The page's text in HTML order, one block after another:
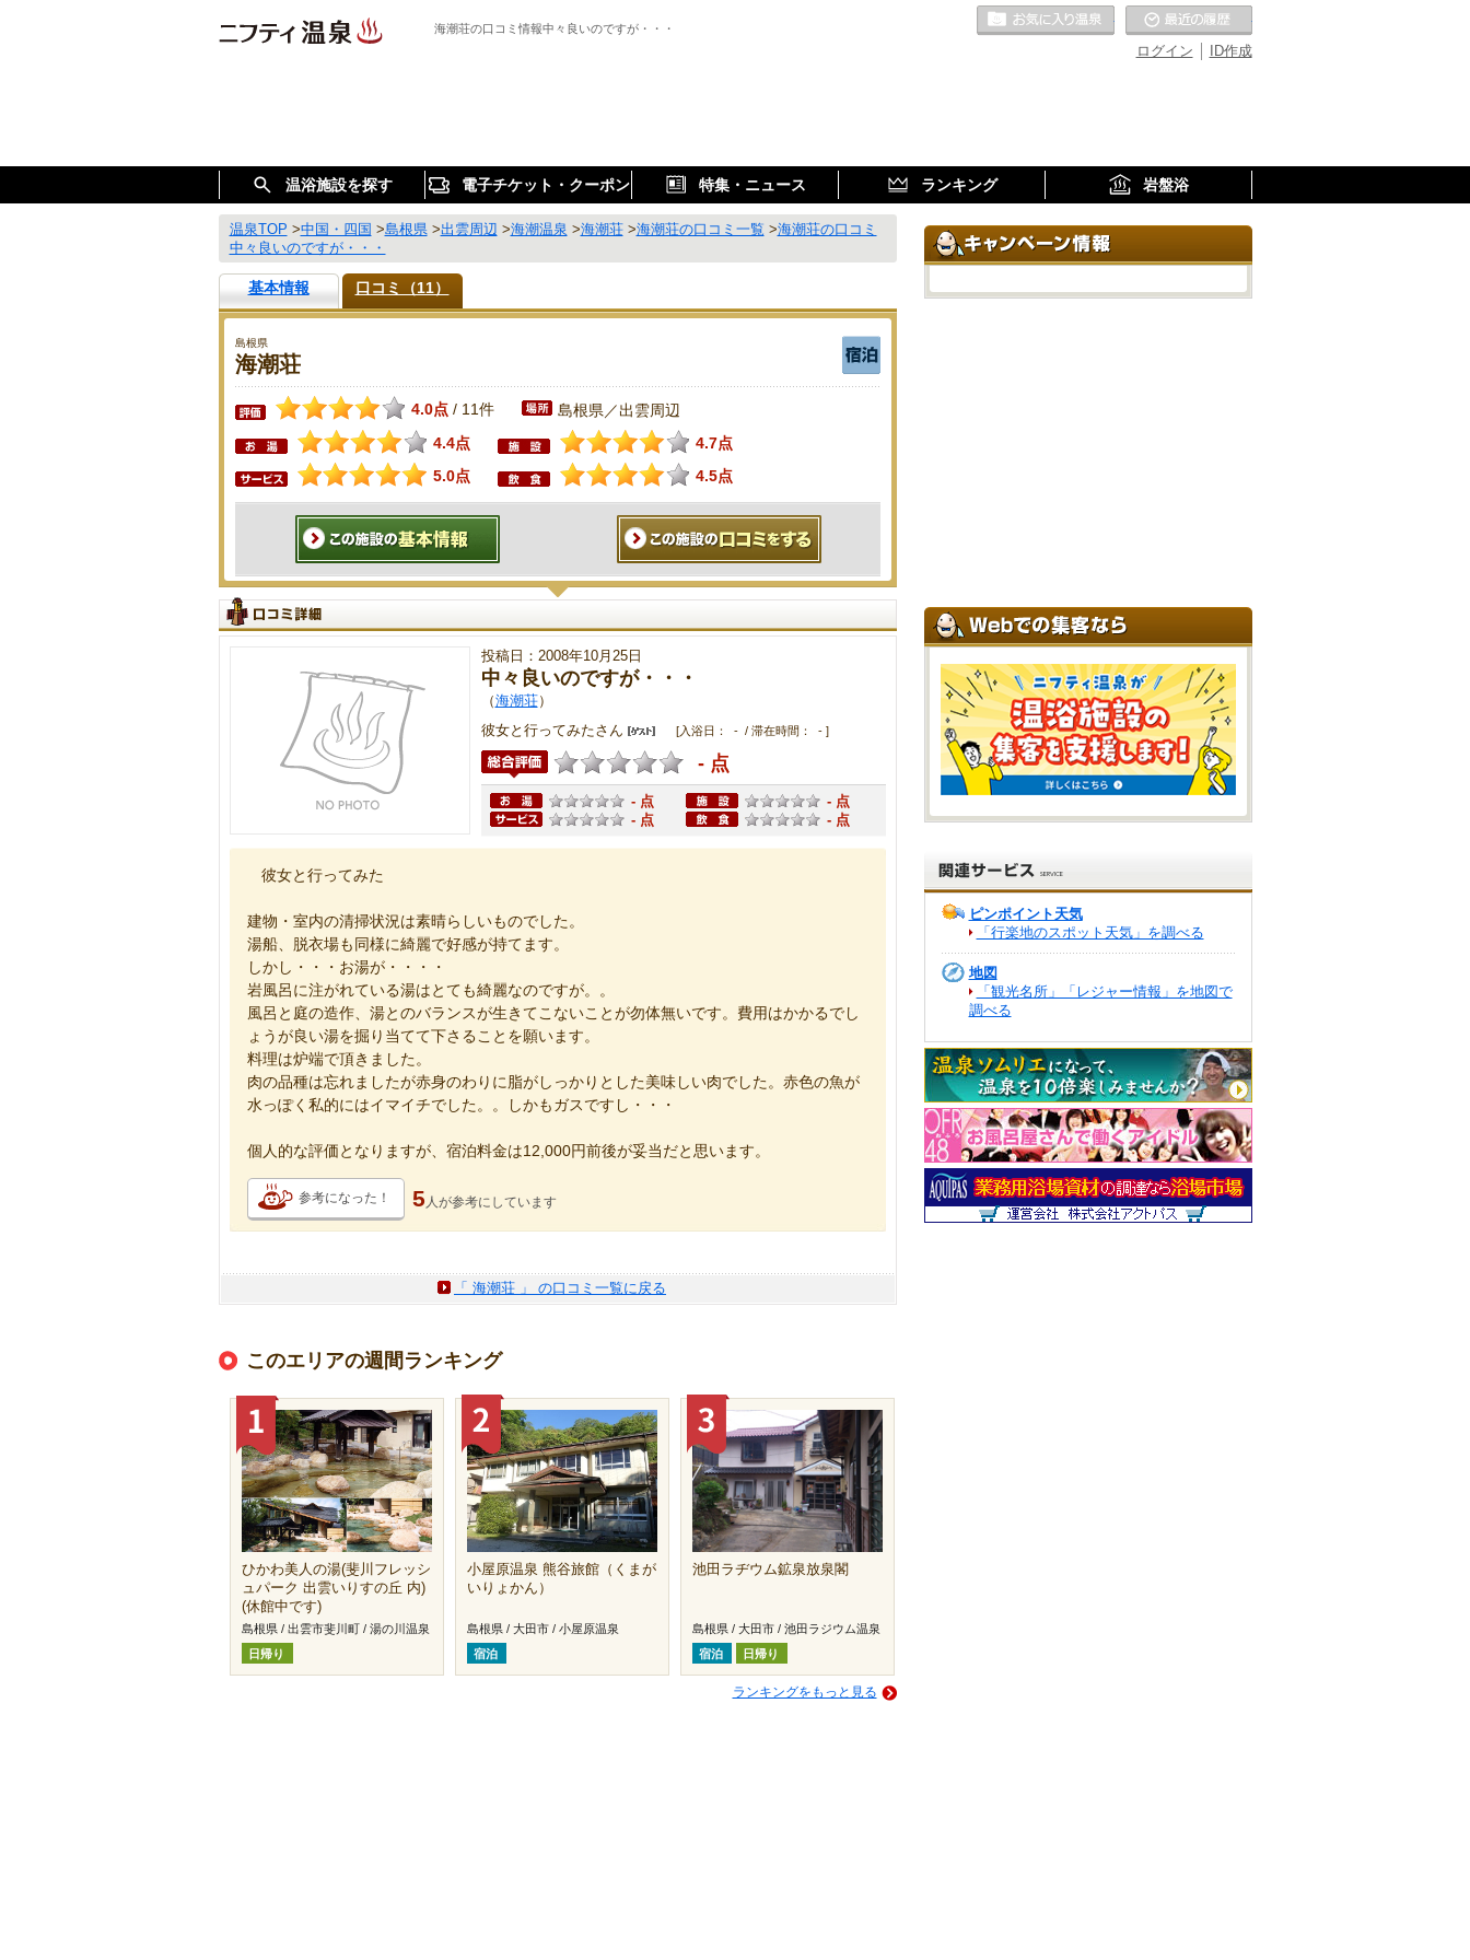
海潮荘の口コミ情報中々良いのですが・・・
ID作成
ログイン
お気に入りの温泉
温浴施設を探す 電子チケット・クーポン 特集・ニュース ランキング 岩盤浴
温泉TOP >中国・四国 >島根県>出雲周辺 >海潮温泉 >海潮荘>海潮荘の口コミ一覧 >海潮荘の口コミ
中々良いのですが・・・
基本情報 口コミ（11）
島根県
海潮荘
4.0点 / 11件 島根県／出雲周辺
4.4点
4.7点
5.0点
4.5点
投稿日：2008年10月25日
中々良いのですが・・・
（海潮荘）
彼女と行ってみたさん
[入浴日： - / 滞在時間： - ]
- 点
- 点
- 点
- 点
- 点
彼女と行ってみた
建物・室内の清掃状況は素晴らしいものでした。
湯船、脱衣場も同様に綺麗で好感が持てます。
しかし・・・お湯が・・・・
岩風呂に注がれている湯はとても綺麗なのですが。。
風呂と庭の造作、湯とのバランスが生きてこないことが勿体無いです。費用はかかるでし
ょうが良い湯を掘り当てて下さることを願います。
料理は炉端で頂きました。
肉の品種は忘れましたが赤身のわりに脂がしっかりとした美味しい肉でした。赤色の魚が
水っぽく私的にはイマイチでした。。しかもガスですし・・・
個人的な評価となりますが、宿泊料金は12,000円前後が妥当だと思います。
参考になった！ 5 人が参考にしています
「 海潮荘 」 の口コミ一覧に戻る
このエリアの週間ランキング
ひかわ美人の湯(斐川フレッシ
ュパーク 出雲いりすの丘 内)
(休館中です)
島根県 / 出雲市斐川町 / 湯の川温泉
日帰り
小屋原温泉 熊谷旅館（くまが
いりょかん）
島根県 / 大田市 / 小屋原温泉
宿泊
池田ラヂウム鉱泉放泉閣
島根県 / 大田市 / 池田ラジウム温泉
宿泊
日帰り
ランキングをもっと見る
ピンポイント天気
「行楽地のスポット天気」を調べる
地図
「観光名所」「レジャー情報」を地図で
調べる